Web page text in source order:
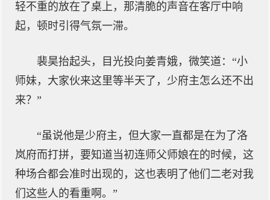
轻不重的放在了桌上，那清脆的声音在客厅中响
起，顿时引得气氛一滞。
裴昊抬起头，目光投向姜青娥，微笑道：“小
师妹，大家伙来这里等半天了，少府主怎么还不出
来？”
“虽说他是少府主，但大家一直都是在为了洛
岚府而打拼，要知道当初连师父师娘在的时候，这
种场合都会准时出现的，这也表明了他们二老对我
们这些人的看重啊。”